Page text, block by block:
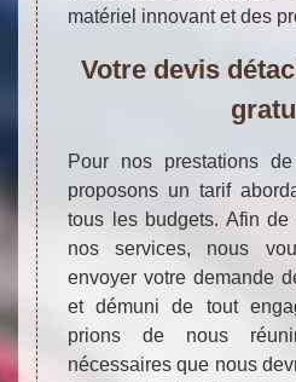
matériel innovant et des
Votre devis
Pour nos prestations
proposons un tarif
tous les budgets. Afin
nos services, nous
envoyer votre demande
et démuni de tout
prions de nous
nécessaires que nous